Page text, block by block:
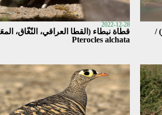
/
2022-12-28
قطاة نبطاء (القطا العراقي، النّغّاق،
Pterocles alchata